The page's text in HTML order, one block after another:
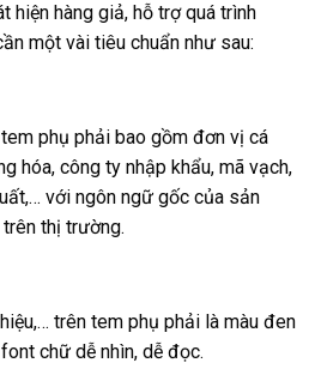
hiện hàng giả, hỗ trợ quá trình
một vài tiêu chuẩn như sau:
phụ phải bao gồm đơn vị cá
hóa, công ty nhập khẩu, mã vạch,
với ngôn ngữ gốc của sản
thị trường.
trên tem phụ phải là màu đen
chữ dễ nhìn, dễ đọc.